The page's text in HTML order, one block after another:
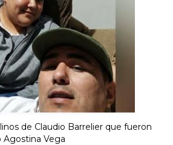
de Claudio Barrelier que fueron
Agostina Vega